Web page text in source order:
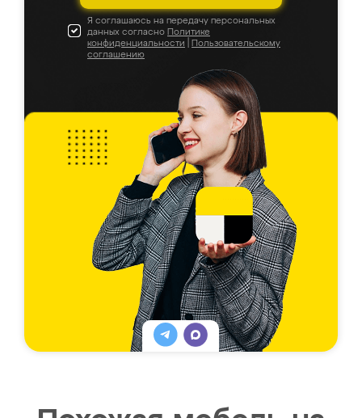
Я соглашаюсь на передачу персональных
данных согласно Политике
конфиденциальности
Пользовательскому
соглашению